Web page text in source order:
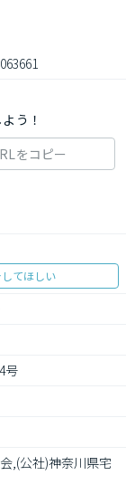
う！
をコピー
てほしい
号
,(公社)神奈川県宅